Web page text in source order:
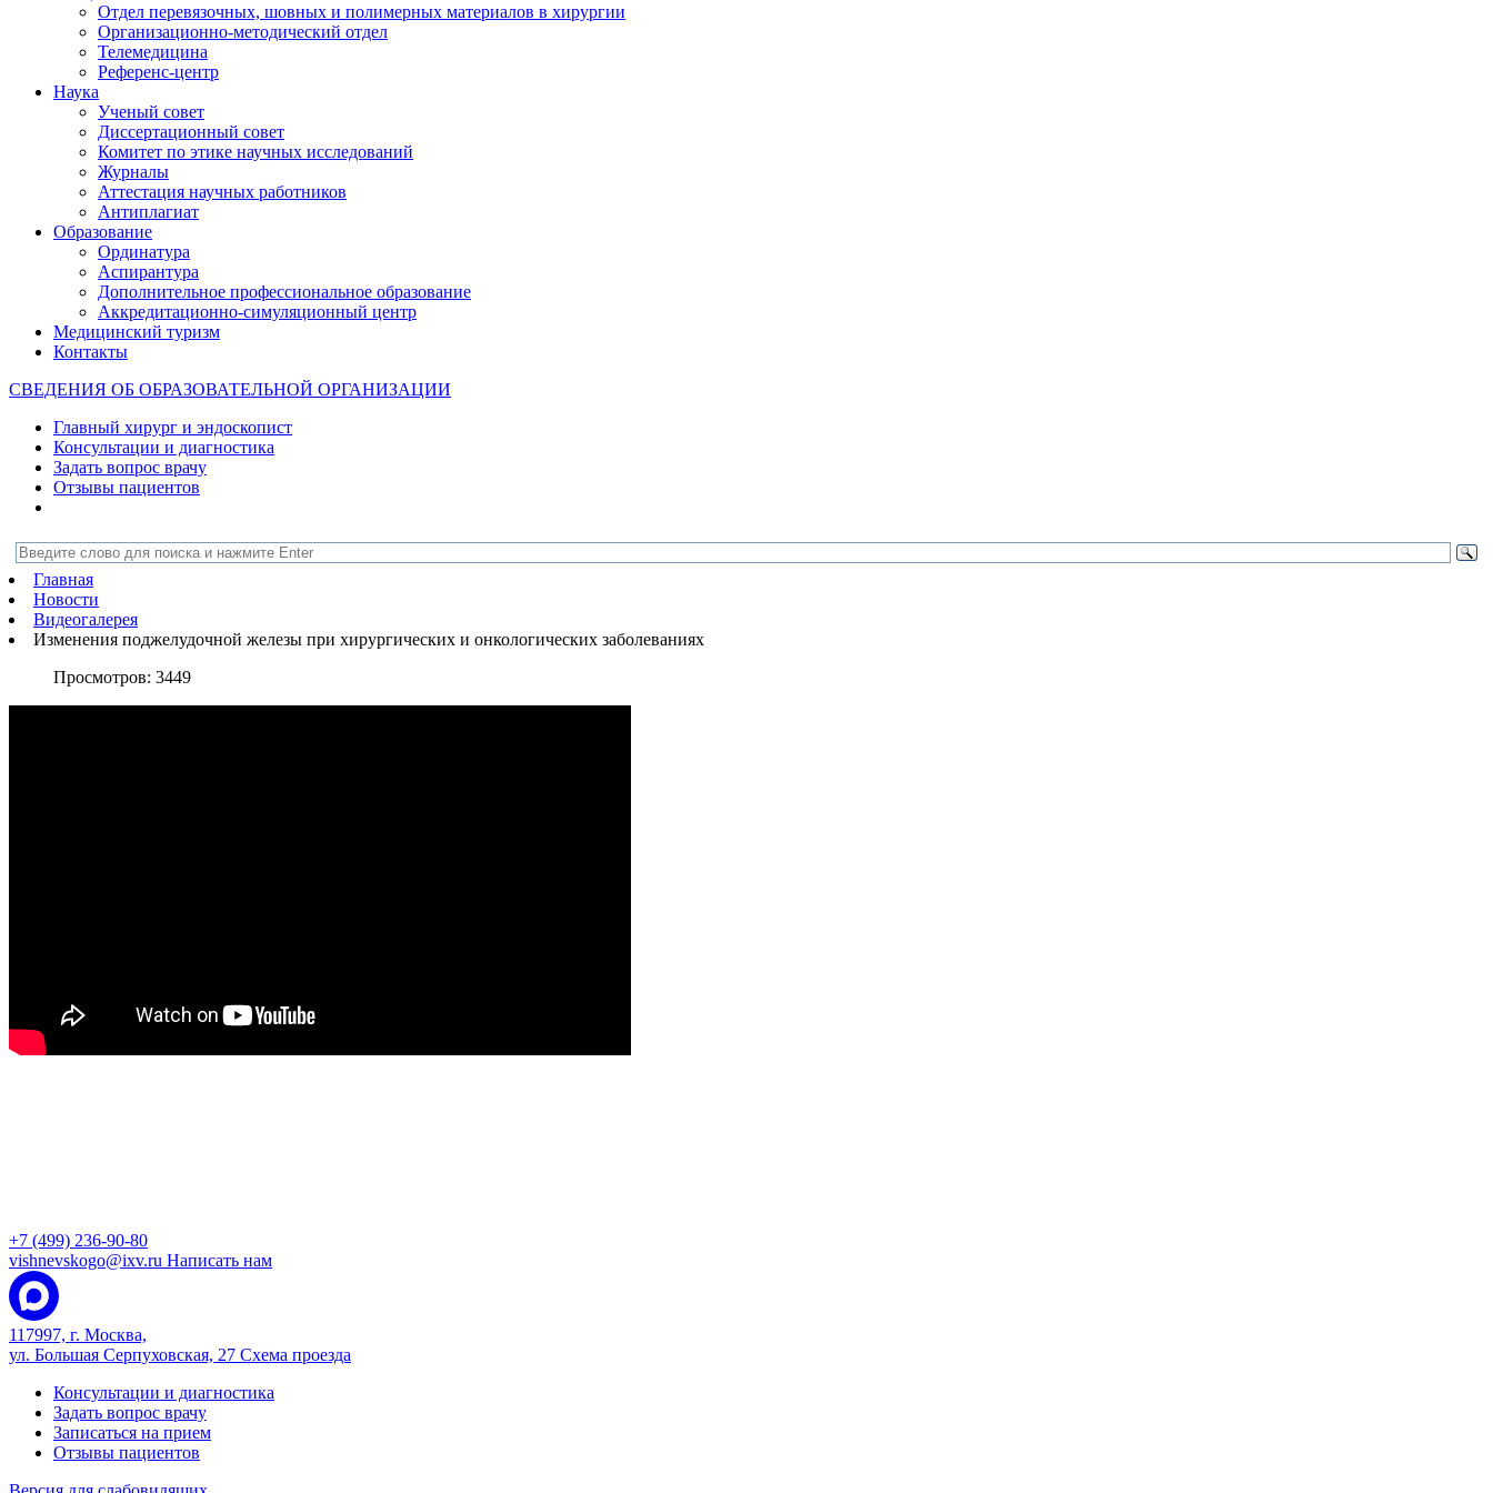
Отдел перевязочных, шовных и полимерных материалов в хирургии
Организационно-методический отдел
Телемедицина
Референс-центр
Наука
Ученый совет
Диссертационный совет
Комитет по этике научных исследований
Журналы
Аттестация научных работников
Антиплагиат
Образование
Ординатура
Аспирантура
Дополнительное профессиональное образование
Аккредитационно-симуляционный центр
Медицинский туризм
Контакты
СВЕДЕНИЯ ОБ ОБРАЗОВАТЕЛЬНОЙ ОРГАНИЗАЦИИ
Главный хирург и эндоскопист
Консультации и диагностика
Задать вопрос врачу
Отзывы пациентов
Главная
Новости
Видеогалерея
Изменения поджелудочной железы при хирургических и онкологических заболеваниях
Просмотров: 3449
+7 (499) 236-90-80
vishnevskogo@ixv.ru Написать нам
117997, г. Москва,
ул. Большая Серпуховская, 27 Схема проезда
Консультации и диагностика
Задать вопрос врачу
Записаться на прием
Отзывы пациентов